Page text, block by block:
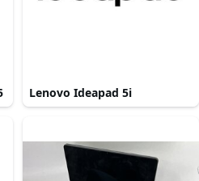
Lenovo Ideapad 5i